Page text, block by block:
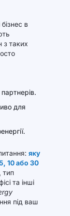
в
з таких
для
яку
10 або 30
тип
та інші
під ваш